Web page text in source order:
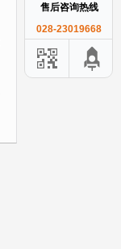
售后咨询热线
028-23019668